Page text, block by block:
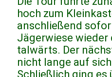
hoch zum
anschließend
Jägerwiese wieder
talwärts. Der
nicht lange auf
Schließlich ging es